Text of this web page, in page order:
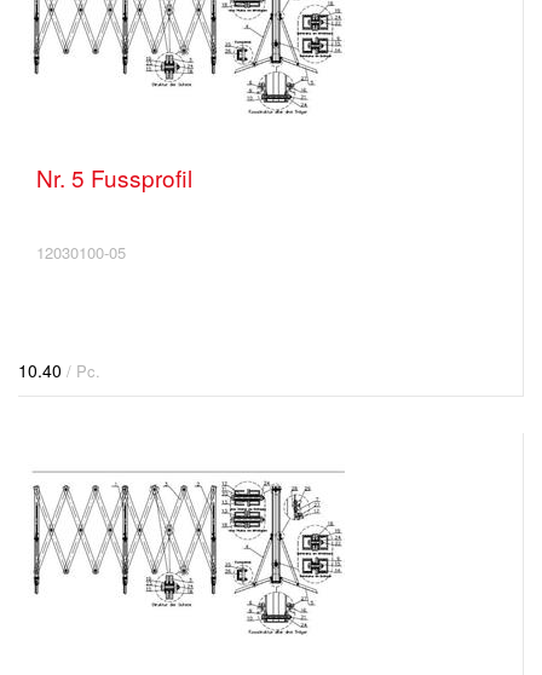
Nr. 5 Fussprofil
12030100-05
10.40 / Pc.